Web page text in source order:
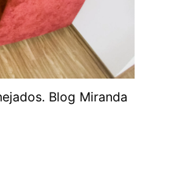
Blog Miranda